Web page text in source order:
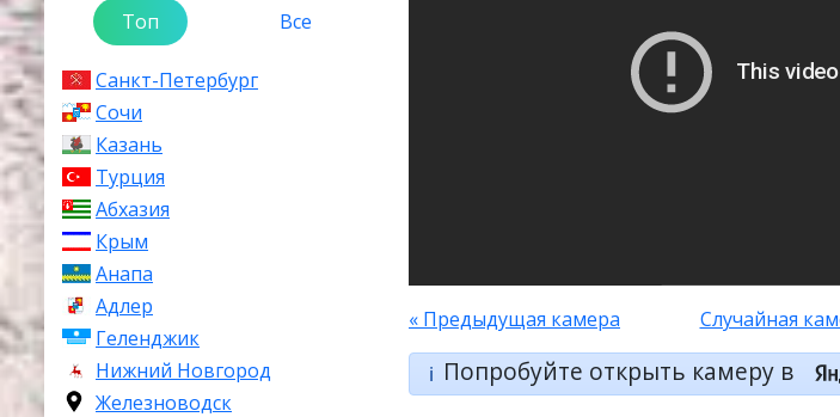
Топ
Все
Санкт-Петербург
Сочи
Казань
Турция
Абхазия
Крым
Анапа
Адлер
Геленджик
Нижний Новгород
Железноводск
« Предыдущая камера Случайная
ℹ️ Попробуйте открыть камеру в